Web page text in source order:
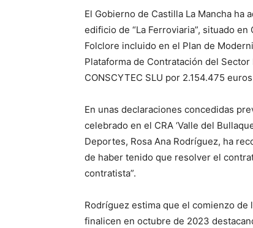
El Gobierno de Castilla La Mancha ha
edificio de “La Ferroviaria”, situado
Folclore incluido en el Plan de
Plataforma de Contratación del
CONSCYTEC SLU por 2.154.475
En unas declaraciones concedidas
celebrado en el CRA ‘Valle del
Deportes, Rosa Ana Rodríguez, ha
de haber tenido que resolver el
contratista”.
Rodríguez estima que el comienzo
finalicen en octubre de 2023